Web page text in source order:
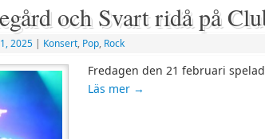
och Svart ridå på
2025 | Konsert, Pop, Rock
Fredagen den 21 februari
Läs mer →